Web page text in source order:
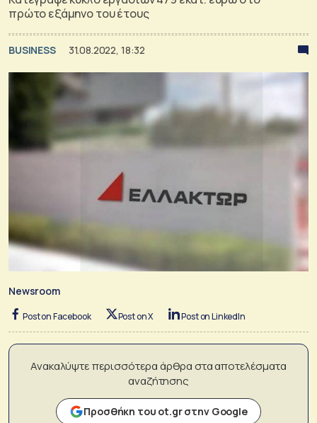
πρώτο εξάμηνο του έτους
BUSINESS 31.08.2022, 18:32
Newsroom
Post on Facebook Post on X Post on LinkedIn
Ανακαλύψτε περισσότερα άρθρα στα αποτελέσματα
αναζήτησης
Προσθήκη του ot.gr στην Google